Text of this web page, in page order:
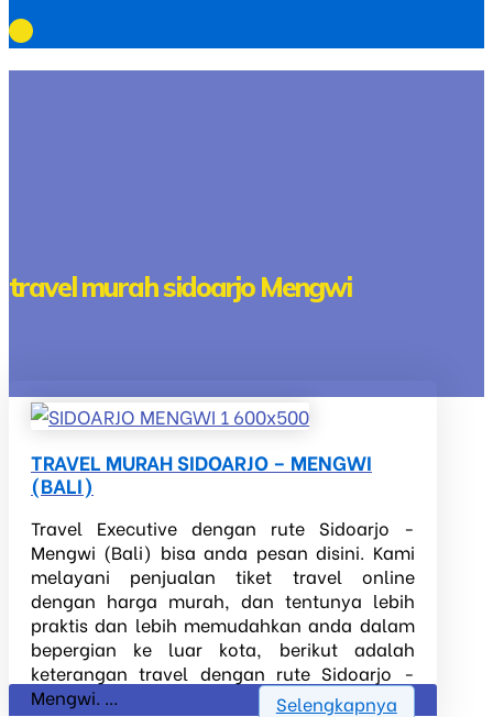
travel murah sidoarjo Mengwi
TRAVEL MURAH SIDOARJO – MENGWI
(BALI)
Travel Executive dengan rute Sidoarjo -
Mengwi (Bali) bisa anda pesan disini. Kami
melayani penjualan tiket travel online
dengan harga murah, dan tentunya lebih
praktis dan lebih memudahkan anda dalam
bepergian ke luar kota, berikut adalah
keterangan travel dengan rute Sidoarjo -
Mengwi. ...
Selengkapnya